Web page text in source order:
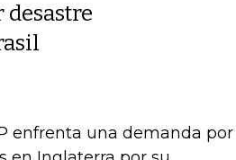
desastre
enfrenta una demanda por